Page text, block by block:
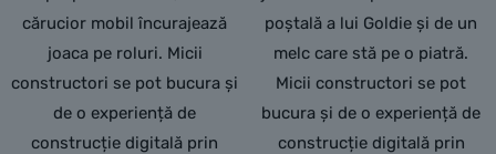
cărucior mobil încurajează
joaca pe roluri. Micii
constructori se pot bucura și
de o experiență de
construcție digitală prin
poștală a lui Goldie și de un
melc care stă pe o piatră.
Micii constructori se pot
bucura și de o experiență de
construcție digitală prin